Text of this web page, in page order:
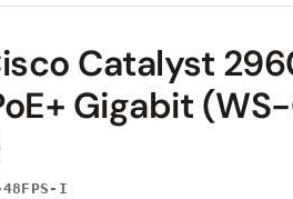
Catalyst
Gigabit
48FPS-I